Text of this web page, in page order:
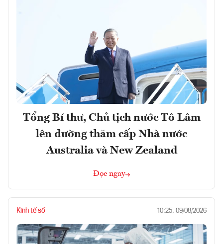
Tổng Bí thư, Chủ tịch nước Tô Lâm
lên đường thăm cấp Nhà nước
Australia và New Zealand
Đọc ngay
Kinh tế số 10:25, 09/08/2026